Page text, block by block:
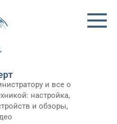
и все о
настройка,
и обзоры,